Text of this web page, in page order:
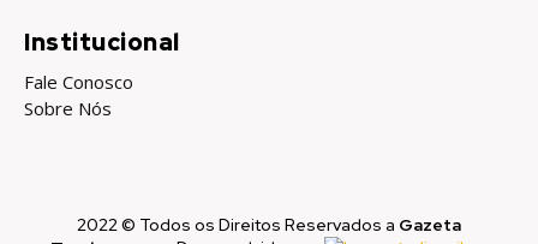
Institucional
Fale Conosco
Sobre Nós
2022 © Todos os Direitos Reservados a Gazeta